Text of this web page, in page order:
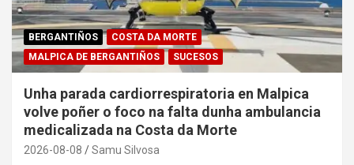
BERGANTIÑOS
COSTA DA MORTE
MALPICA DE BERGANTIÑOS
SUCESOS
Unha parada cardiorrespiratoria en Malpica
volve poñer o foco na falta dunha ambulancia
medicalizada na Costa da Morte
2026-08-08 Samu Silvosa